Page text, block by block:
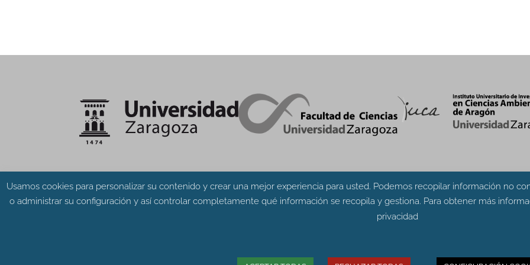
Usamos cookies para personalizar su contenido y crear una mejor experiencia para usted. Podemos recopilar información no
o administrar su configuración y así controlar completamente qué información se recopila y gestiona. Para obtener más
privacidad